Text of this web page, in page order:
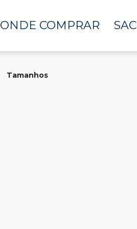
ONDE COMPRAR SAC
Tamanhos